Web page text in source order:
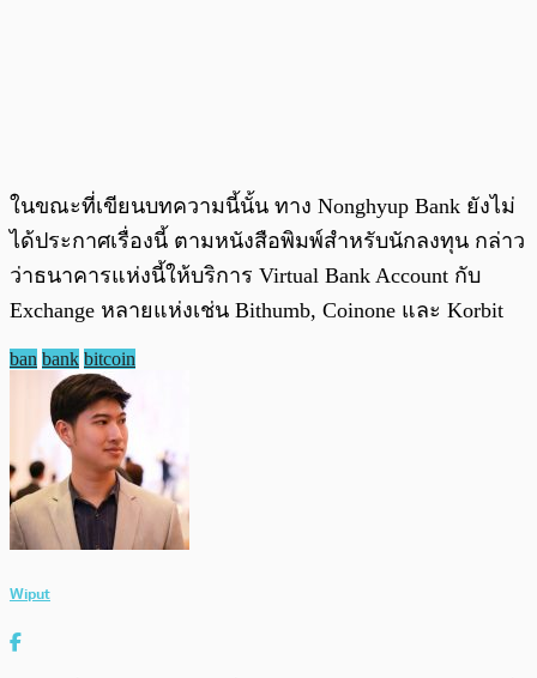
ในขณะที่เขียนบทความนี้นั้น ทาง Nonghyup Bank ยังไม่
ได้ประกาศเรื่องนี้ ตามหนังสือพิมพ์สำหรับนักลงทุน กล่าว
ว่าธนาคารแห่งนี้ให้บริการ Virtual Bank Account กับ
Exchange หลายแห่งเช่น Bithumb, Coinone และ Korbit
ban bank bitcoin
Wiput